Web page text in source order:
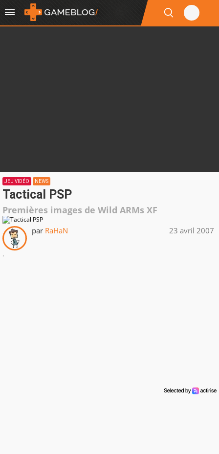
JEU VIDÉO NEWS
Tactical PSP
Premières images de Wild ARMs XF
par RaHaN 23 avril 2007
.